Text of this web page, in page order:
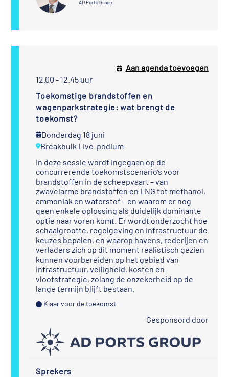
AD Ports Group
12.00 - 12.45 uur
Toekomstige brandstoffen en
wagenparkstrategie: wat brengt de
toekomst?
Donderdag 18 juni
Breakbulk Live-podium
Aan agenda toevoegen
In deze sessie wordt ingegaan op de
concurrerende toekomstscenario’s voor
brandstoffen in de scheepvaart – van
zwavelarme brandstoffen en LNG tot methanol,
ammoniak en waterstof – en waarom er nog
geen enkele oplossing als duidelijk dominante
optie naar voren komt. Er wordt onderzocht hoe
schaalgrootte, regelgeving en infrastructuur de
keuzes bepalen, en waarop havens, rederijen en
verladers zich op dit moment realistisch gezien
kunnen voorbereiden op het gebied van
infrastructuur, veiligheid, kosten en
vlootstrategie, zolang de onzekerheid op de
lange termijn blijft bestaan.
Klaar voor de toekomst
Gesponsord door
Sprekers